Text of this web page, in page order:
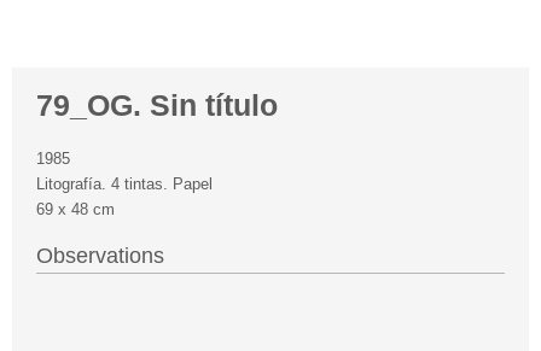
79_OG. Sin título
1985
Litografía. 4 tintas. Papel
69 x 48 cm
Observations